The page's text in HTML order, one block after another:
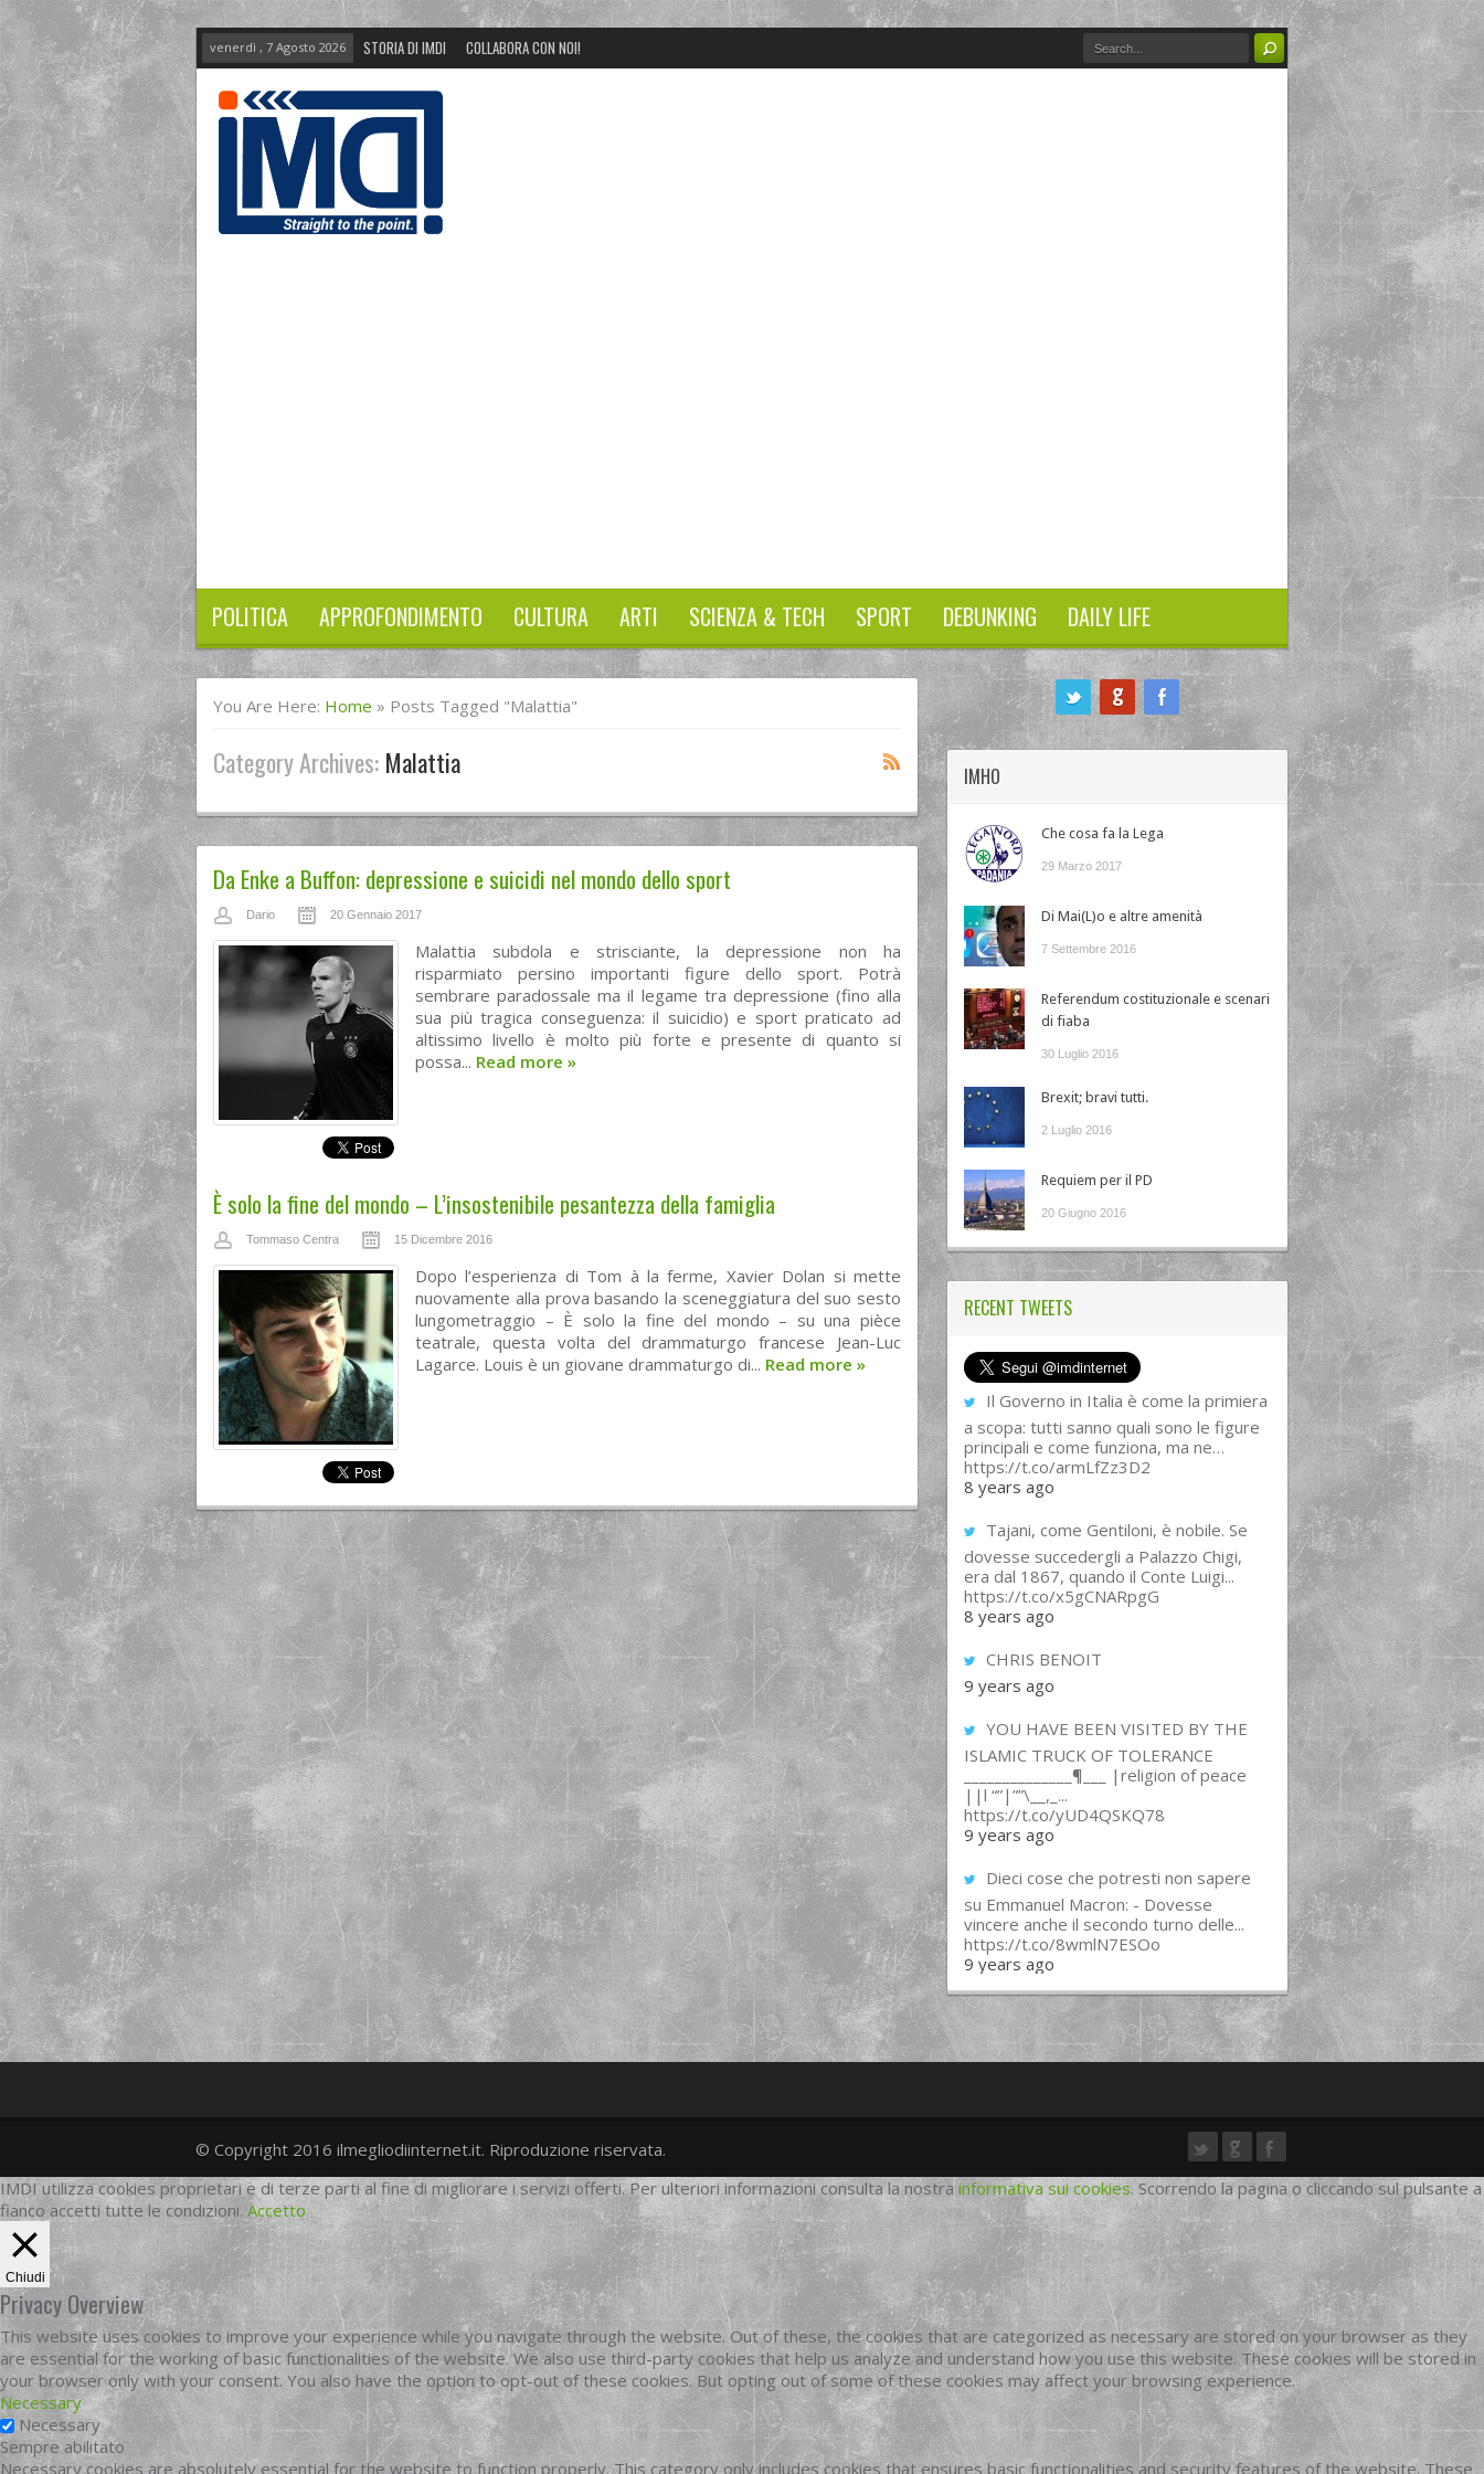
venerdì , 7 Agosto 2026 STORIA DI IMDI COLLABORA CON NOI!
POLITICA APPROFONDIMENTO CULTURA ARTI SCIENZA & TECH SPORT DEBUNKING DAILY LIFE
You Are Here: Home » Posts Tagged "malattia"
Category Archives: Malattia
Da Enke a Buffon: depressione e suicidi nel mondo dello sport
Dario 20 Gennaio 2017
Malattia subdola e strisciante, la depressione non ha
risparmiato persino importanti figure dello sport. Potrà
sembrare paradossale ma il legame tra depressione (fino alla
sua più tragica conseguenza: il suicidio) e sport praticato ad
altissimo livello è molto più forte e presente di quanto si
possa... Read more »
È solo la fine del mondo – L’insostenibile pesantezza della famiglia
Tommaso Centra 15 Dicembre 2016
Dopo l’esperienza di Tom à la ferme, Xavier Dolan si mette
nuovamente alla prova basando la sceneggiatura del suo sesto
lungometraggio – È solo la fine del mondo – su una pièce
teatrale, questa volta del drammaturgo francese Jean-Luc
Lagarce. Louis è un giovane drammaturgo di... Read more »
IMHO
Che cosa fa la Lega
29 Marzo 2017
Di Mai(L)o e altre amenità
7 Settembre 2016
Referendum costituzionale e scenari
di fiaba
30 Luglio 2016
Brexit; bravi tutti.
2 Luglio 2016
Requiem per il PD
20 Giugno 2016
RECENT TWEETS
Il Governo in Italia è come la primiera
a scopa: tutti sanno quali sono le figure
principali e come funziona, ma ne…
https://t.co/armLfZz3D2
8 years ago
Tajani, come Gentiloni, è nobile. Se
dovesse succedergli a Palazzo Chigi,
era dal 1867, quando il Conte Luigi...
https://t.co/x5gCNARpgG
8 years ago
CHRIS BENOIT
9 years ago
YOU HAVE BEEN VISITED BY THE
ISLAMIC TRUCK OF TOLERANCE
______________¶___ |religion of peace
||l “”|””\__,_...
https://t.co/yUD4QSKQ78
9 years ago
Dieci cose che potresti non sapere
su Emmanuel Macron: - Dovesse
vincere anche il secondo turno delle...
https://t.co/8wmlN7ESOo
9 years ago
twittergoogleplus
facebook
© Copyright 2016 ilmegliodiinternet.it. Riproduzione riservata.
IMDI utilizza cookies proprietari e di terze parti al fine di migliorare i servizi offerti. Per ulteriori informazioni consulta la nostra informativa sui cookies. Scorrendo la pagina o cliccando sul pulsante a
fianco accetti tutte le condizioni. Accetto
Chiudi
Privacy Overview
This website uses cookies to improve your experience while you navigate through the website. Out of these, the cookies that are categorized as necessary are stored on your browser as they
are essential for the working of basic functionalities of the website. We also use third-party cookies that help us analyze and understand how you use this website. These cookies will be stored in
your browser only with your consent. You also have the option to opt-out of these cookies. But opting out of some of these cookies may affect your browsing experience.
Necessary
Necessary
Sempre abilitato
Necessary cookies are absolutely essential for the website to function properly. This category only includes cookies that ensures basic functionalities and security features of the website. These